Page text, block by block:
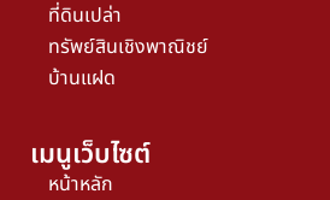
ที่ดินเปล่า
ทรัพย์สินเชิงพาณิชย์
บ้านแฝด
เมนูเว็บไซต์
หน้าหลัก